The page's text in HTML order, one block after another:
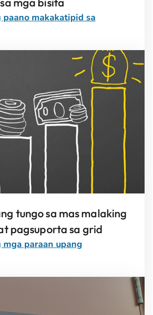
makakatipid sa
tungo sa mas malaking
pagsuporta sa grid
paraan upang